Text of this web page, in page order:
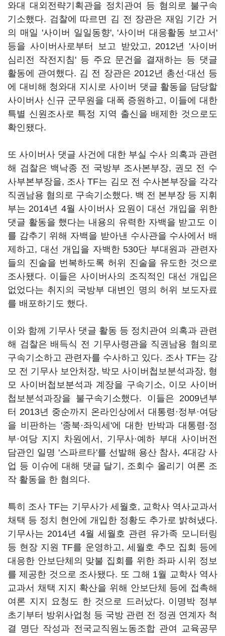
와대 대외전략기획관을 정치관여 등 혐의로 불구속
기소했다. 검찰에 따르면 김 전 장관은 재임 기간 거
의 매일 '사이버 일일동향', '사이버 대응활동 보고서'
등을 사이버사로부터 보고 받았고, 2012년 '사이버
심리전 작전지침' 등 주요 문건을 결재하는 등 댓글
활동에 관여했다. 김 전 장관은 2012년 총선·대선 등
에 대비해 청와대 지시로 사이버 댓글 활동을 담당할
사이버사 신규 군무원을 대폭 증원하고, 이들에 대한
특별 신원조사로 특정 지역 출신을 배제한 것으로도
확인됐다.
또 사이버사 댓글 사건에 대한 부실 수사 의혹과 관련
해 검찰은 백낙종 전 국방부 조사본부장, 권모 전 수
사부본부장을, 조사 TF는 김모 전 수사본부장을 각각
직권남용 혐의로 구속기소했다. 백 전 본부장 등 지휘
부는 2014년 4월 사이버사 요원이 대선 개입을 위한
댓글 활동을 했다는 내용의 유력한 자백을 받고도 이
를 감추기 위해 자백을 받아낸 수사관을 수사에서 배
제하고, 대선 개입을 자백한 530단 부대원과 관련자
들의 진술을 번복하도록 허위 진술을 유도한 것으로
조사됐다. 이들은 사이버사의 조직적인 대선 개입은
없었다는 취지의 국방부 대변인 명의 허위 보도자료
를 배포하기도 했다.
이와 함께 기무사 댓글 활동 등 정치관여 의혹과 관련
해 검찰은 배득식 전 기무사령관을 직권남용 혐의로
구속기소하고 관련자를 수사하고 있다. 조사 TF는 강
모 전 기무사 보안처장, 박모 사이버첩보분석과장, 형
모 사이버첩보분석과 계장을 구속기소, 이모 사이버
첩보분석과장을 불구속기소했다. 이들은 2009년부
터 2013년 중순까지 온라인상에서 대통령·정부·여당
을 비판하는 '종북·좌익세'에 대한 반박과 대통령·정
부·여당 지지 차원에서, 기무사·예하 부대 사이버전
담관인 일명 '스파르타'를 선발해 용산 참사, 4대강 사
업 등 이슈에 대해 댓글 달기, 조회수 올리기 여론 조
작 활동을 한 혐의다.
특히 조사 TF는 기무사가 세월호, 교학사 역사교과서
채택 등 정치 현안에 개입한 정황도 추가로 밝혀냈다.
기무사는 2014년 4월 세월호 관련 유가족 모니터링
등 현장 지원 TF를 운영하고, 세월호 추모 집회 등에
대응한 안보단체의 맞불 집회를 위한 좌파 시위 정보
를 제공한 것으로 조사됐다. 또 그해 1월 교학사 역사
교과서 채택 지지 확산을 위해 안보단체 등에 접촉해
여론 지지 요청도 한 것으로 드러났다. 이명박 정부
초기부터 방위사업청 등 국방 관련 전 정권 연계자 척
결 명단 작성과 전국교직원노동조합 관여 교육공무